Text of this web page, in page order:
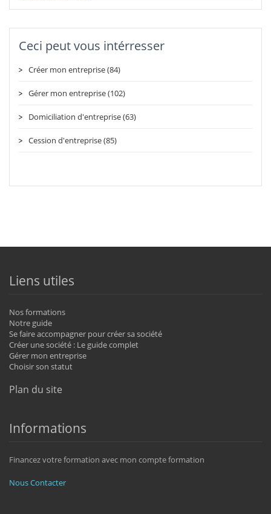
Ceci peut vous intérresser
Créer mon entreprise (84)
Gérer mon entreprise (102)
Domiciliation d'entreprise (63)
Cession d'entreprise (85)
Liens utiles
Nos formations
Notre guide
Se faire accompagner pour créer sa société
Créer une société : Le guide complet
Gérer mon entreprise
Choisir son statut
Plan du site
Informations
Financez votre formation avec mon compte formation
Nous Contacter